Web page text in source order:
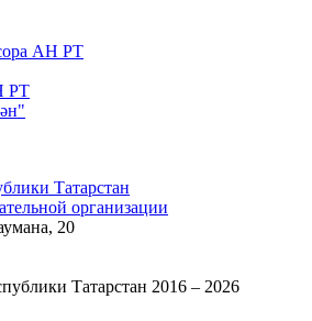
АН РТ
РТ
Татарстан
организации
20
Татарстан 2016 – 2026